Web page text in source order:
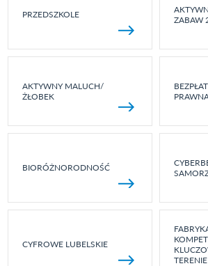
PRZEDSZKOLE
ZABAW
AKTYWNY MALUCH/
ŻŁOBEK
BIORÓŻNORODNOŚĆ
CYFROWE LUBELSKIE